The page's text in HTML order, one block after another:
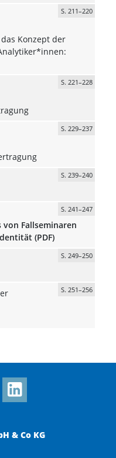
S. 211–220
Konzept der
S. 221–228
S. 229–237
S. 239–240
S. 241–247
von Fallseminaren
(PDF)
S. 249–250
S. 251–256
& Co KG